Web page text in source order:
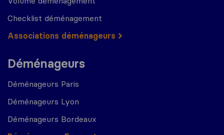
Checklist déménagement
Associations déménageurs
Déménageurs
Déménageurs Paris
Déménageurs Lyon
Déménageurs Bordeaux